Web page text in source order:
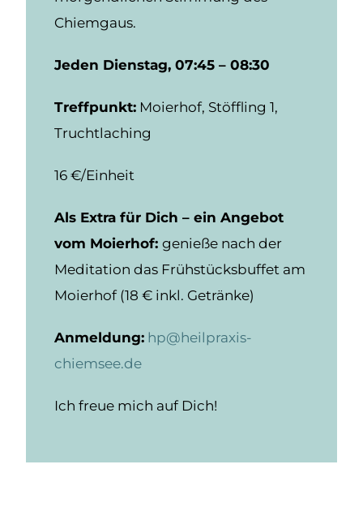
Chiemgaus.
Jeden Dienstag, 07:45 – 08:30
Treffpunkt:Moierhof, Stöffling 1,
Truchtlaching
16 €/Einheit
Als Extra für Dich – ein Angebot
vom Moierhof: genieße nach der
Meditation das Frühstücksbuffet am
Moierhof (18 € inkl. Getränke)
Anmeldung: hp@heilpraxis-
chiemsee.de
Ich freue mich auf Dich!